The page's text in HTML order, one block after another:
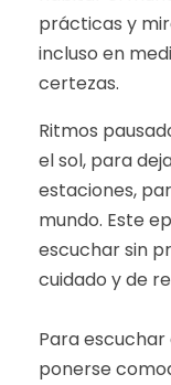
prácticas y
incluso en
certezas.
Ritmos
el sol, para
estaciones,
mundo. Este
escuchar sin
cuidado y de
Para
ponerse